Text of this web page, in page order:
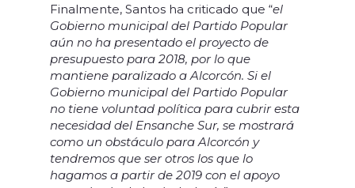
Finalmente, Santos ha criticado que “el
Gobierno municipal del Partido Popular
aún no ha presentado el proyecto de
presupuesto para 2018, por lo que
mantiene paralizado a Alcorcón. Si el
Gobierno municipal del Partido Popular
no tiene voluntad política para cubrir esta
necesidad del Ensanche Sur, se mostrará
como un obstáculo para Alcorcón y
tendremos que ser otros los que lo
hagamos a partir de 2019 con el apoyo